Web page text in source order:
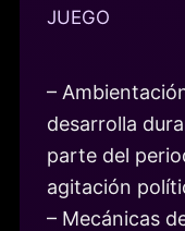
JUEGO
–
desarrolla
parte del
agitación
– Mecánicas